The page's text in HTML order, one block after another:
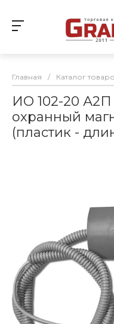
Главная / Каталог
ИО 102-20
охранный
(пластик -